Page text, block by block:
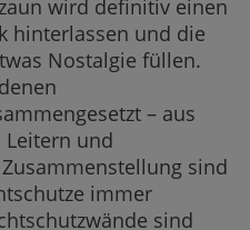
wird definitiv einen
hinterlassen und die
Nostalgie füllen.
– aus
und
sind
immer
sind